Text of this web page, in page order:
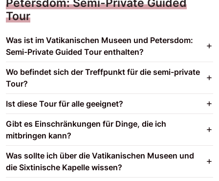
Tour
Was ist im Vatikanischen Museen und Petersdom:
Semi-Private Guided Tour enthalten?
Wo befindet sich der Treffpunkt für die semi-private
Tour?
Ist diese Tour für alle geeignet?
Gibt es Einschränkungen für Dinge, die ich
mitbringen kann?
Was sollte ich über die Vatikanischen Museen und
die Sixtinische Kapelle wissen?